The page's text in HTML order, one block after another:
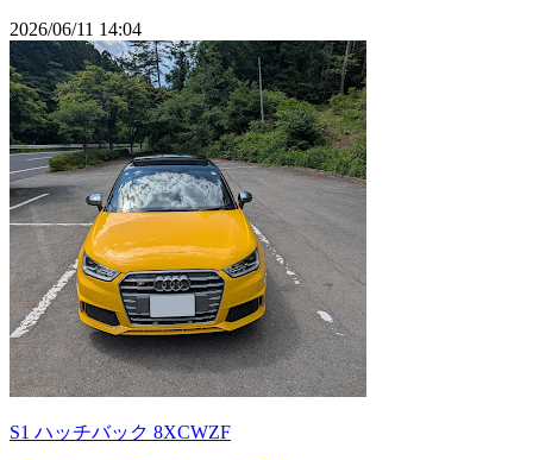
2026/06/11 14:04
S1 ハッチバック 8XCWZF